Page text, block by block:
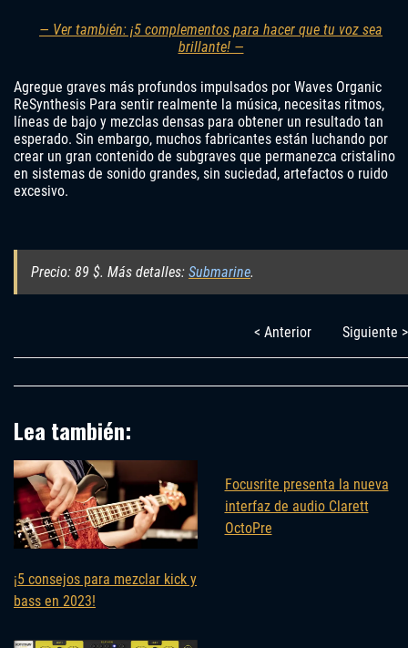
— Ver también: ¡5 complementos para hacer que tu voz sea
brillante! —
Agregue graves más profundos impulsados ​​por Waves Organic
ReSynthesis Para sentir realmente la música, necesitas ritmos,
líneas de bajo y mezclas densas para obtener un resultado tan
esperado. Sin embargo, muchos fabricantes están luchando por
crear un gran contenido de subgraves que permanezca cristalino
en sistemas de sonido grandes, sin suciedad, artefactos o ruido
excesivo.
Precio: 89 $. Más detalles: Submarine.
< Anterior Siguiente >
Lea también:
¡5 consejos para mezclar kick y
bass en 2023!
Focusrite presenta la nueva
interfaz de audio Clarett
OctoPre